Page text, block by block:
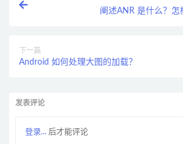
阐述ANR 是什么？怎
下一篇
Android 如何处理大图的加载？
发表评论
登录... 后才能评论